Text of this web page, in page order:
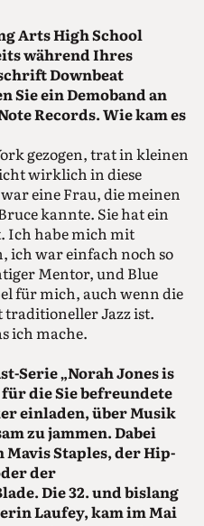
Arts High School
während Ihres
Downbeat
Sie ein Demoband an
Records. Wie kam es
gezogen, trat in kleinen
wirklich in diese
eine Frau, die meinen
kannte. Sie hat ein
habe mich mit
ich war einfach noch so
Mentor, und Blue
für mich, auch wenn die
traditioneller Jazz ist.
ich mache.
Serie „Norah Jones is
die Sie befreundete
einladen, über Musik
zu jammen. Dabei
Staples, der Hip-
der
Die 32. und bislang
Laufey, kam im Mai